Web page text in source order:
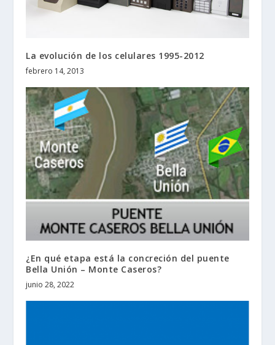
La evolución de los celulares 1995-2012
febrero 14, 2013
¿En qué etapa está la concreción del puente
Bella Unión – Monte Caseros?
junio 28, 2022